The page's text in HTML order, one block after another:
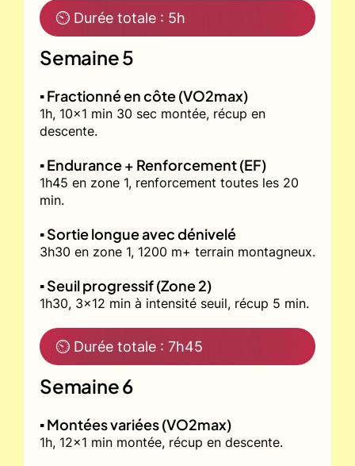
⏲ Durée totale : 5h
Semaine 5
▪️ Fractionné en côte (VO2max)
1h, 10x1 min 30 sec montée, récup en
descente.
▪️ Endurance + Renforcement (EF)
1h45 en zone 1, renforcement toutes les 20
min.
▪️ Sortie longue avec dénivelé
3h30 en zone 1, 1200 m+ terrain montagneux.
▪️ Seuil progressif (Zone 2)
1h30, 3x12 min à intensité seuil, récup 5 min.
⏲ Durée totale : 7h45
Semaine 6
▪️ Montées variées (VO2max)
1h, 12x1 min montée, récup en descente.